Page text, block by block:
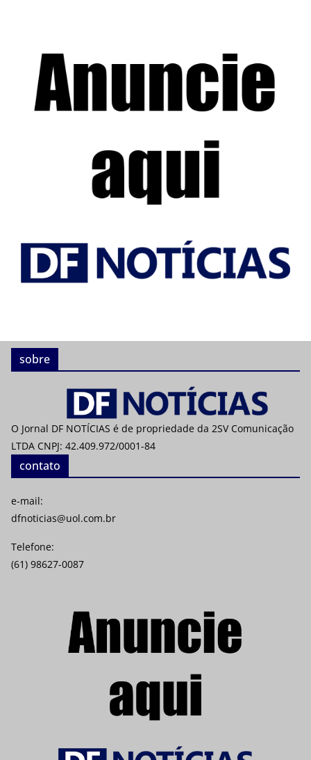
sobre
O Jornal DF NOTÍCIAS é de propriedade da 2SV Comunicação
LTDA CNPJ: 42.409.972/0001-84
contato
e-mail:
dfnoticias@uol.com.br
Telefone:
(61) 98627-0087